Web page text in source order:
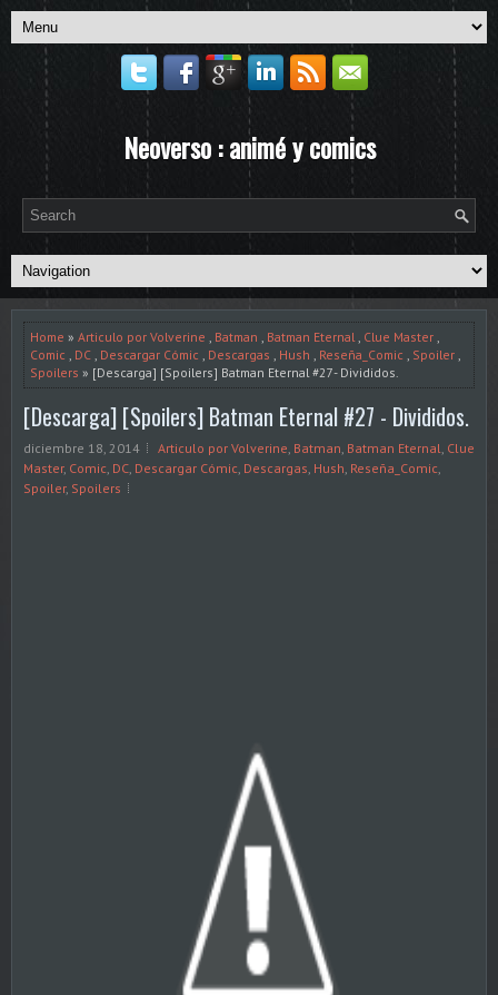
Neoverso : animé y comics
Home » Articulo por Volverine , Batman , Batman Eternal, Clue Master ,
Comic , DC , Descargar Cómic , Descargas , Hush , Reseña_Comic , Spoiler ,
Spoilers » [Descarga] [Spoilers] Batman Eternal #27 - Divididos.
[Descarga] [Spoilers] Batman Eternal #27 - Divididos.
diciembre 18, 2014 Articulo por Volverine, Batman, Batman Eternal, Clue
Master, Comic, DC, Descargar Cómic, Descargas, Hush, Reseña_Comic,
Spoiler, Spoilers